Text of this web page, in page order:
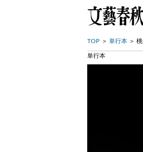
TOP 単行本
単行本